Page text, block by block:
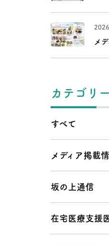
メ
カテゴリー
すべて
メディア掲載
坂の上通信
在宅医療支援